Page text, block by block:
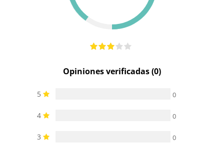
sumergible
(no
sumergible)
Opiniones verificadas (0)
5 0
4 0
3 0